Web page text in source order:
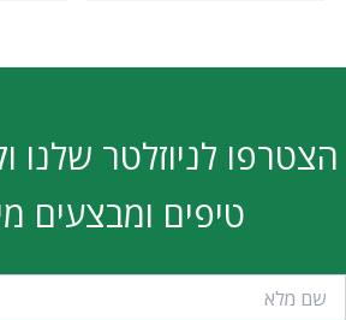
הצטרפו לניוזלטר שלנו
טיפים ומבצעים